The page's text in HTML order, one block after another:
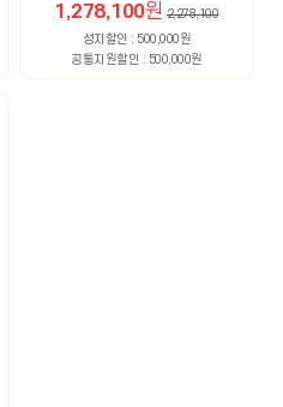
1,278,100원 2,278,100
성지할인 : 500,000원
공통지원할인 : 500,000원